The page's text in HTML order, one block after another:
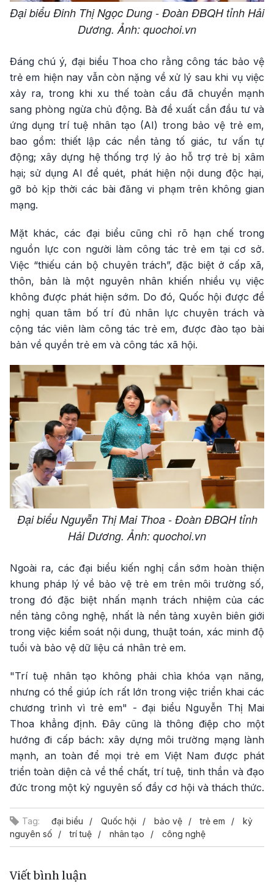
Đại biểu Đinh Thị Ngọc Dung - Đoàn ĐBQH tỉnh Hải
Dương. Ảnh: quochoi.vn
Đáng chú ý, đại biểu Thoa cho rằng công tác bảo vệ
trẻ em hiện nay vẫn còn nặng về xử lý sau khi vụ việc
xảy ra, trong khi xu thế toàn cầu đã chuyển mạnh
sang phòng ngừa chủ động. Bà đề xuất cần đầu tư và
ứng dụng trí tuệ nhân tạo (AI) trong bảo vệ trẻ em,
bao gồm: thiết lập các nền tảng tố giác, tư vấn tự
động; xây dựng hệ thống trợ lý ảo hỗ trợ trẻ bị xâm
hại; sử dụng AI để quét, phát hiện nội dung độc hại,
gỡ bỏ kịp thời các bài đăng vi phạm trên không gian
mạng.
Mặt khác, các đại biểu cũng chỉ rõ hạn chế trong
nguồn lực con người làm công tác trẻ em tại cơ sở.
Việc “thiếu cán bộ chuyên trách”, đặc biệt ở cấp xã,
thôn, bản là một nguyên nhân khiến nhiều vụ việc
không được phát hiện sớm. Do đó, Quốc hội được đề
nghị quan tâm bố trí đủ nhân lực chuyên trách và
cộng tác viên làm công tác trẻ em, được đào tạo bài
bản về quyền trẻ em và công tác xã hội.
Đại biểu Nguyễn Thị Mai Thoa - Đoàn ĐBQH tỉnh
Hải Dương. Ảnh: quochoi.vn
Ngoài ra, các đại biểu kiến nghị cần sớm hoàn thiện
khung pháp lý về bảo vệ trẻ em trên môi trường số,
trong đó đặc biệt nhấn mạnh trách nhiệm của các
nền tảng công nghệ, nhất là nền tảng xuyên biên giới
trong việc kiểm soát nội dung, thuật toán, xác minh độ
tuổi và bảo vệ dữ liệu cá nhân trẻ em.
"Trí tuệ nhân tạo không phải chìa khóa vạn năng,
nhưng có thể giúp ích rất lớn trong việc triển khai các
chương trình vì trẻ em" - đại biểu Nguyễn Thị Mai
Thoa khẳng định. Đây cũng là thông điệp cho một
hướng đi cấp bách: xây dựng môi trường mạng lành
mạnh, an toàn để mọi trẻ em Việt Nam được phát
triển toàn diện cả về thể chất, trí tuệ, tinh thần và đạo
đức trong một kỷ nguyên số đầy cơ hội và thách thức.
Tag: đại biểu Quốc hội bảo vệ trẻ em
kỷ
nguyên số
trí tuệ nhân tạo công nghệ
Viết bình luận